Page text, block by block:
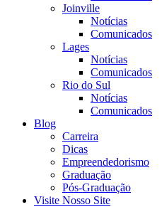
Joinville
Notícias
Comunicados
Lages
Notícias
Comunicados
Rio do Sul
Notícias
Comunicados
Blog
Carreira
Dicas
Empreendedorismo
Graduação
Pós-Graduação
Visite Nosso Site